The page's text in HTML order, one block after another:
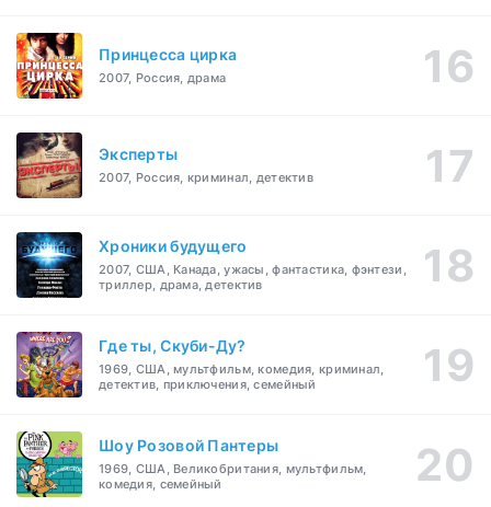
Принцесса цирка
2007, Россия, драма
Эксперты
2007, Россия, криминал, детектив
Хроники будущего
2007, США, Канада, ужасы, фантастика, фэнтези,
триллер, драма, детектив
Где ты, Скуби-Ду?
1969, США, мультфильм, комедия, криминал,
детектив, приключения, семейный
Шоу Розовой Пантеры
1969, США, Великобритания, мультфильм,
комедия, семейный